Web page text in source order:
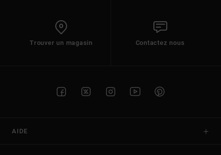
Trouver un magasin Contactez nous
AIDE